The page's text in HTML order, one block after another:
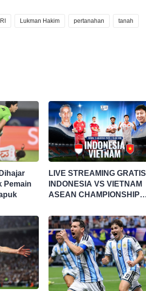
Lukman Hakim pertanahan tanah
Pemain
LIVE STREAMING GRATIS
INDONESIA VS VIETNAM
ASEAN CHAMPIONSHIP